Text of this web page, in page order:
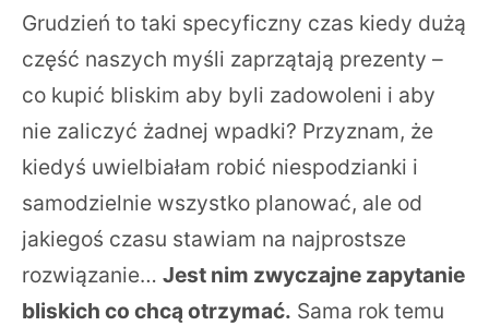
Grudzień to taki specyficzny czas kiedy dużą
część naszych myśli zaprzątają prezenty –
co kupić bliskim aby byli zadowoleni i aby
nie zaliczyć żadnej wpadki? Przyznam, że
kiedyś uwielbiałam robić niespodzianki i
samodzielnie wszystko planować, ale od
jakiegoś czasu stawiam na najprostsze
rozwiązanie… Jest nim zwyczajne zapytanie
bliskich co chcą otrzymać. Sama rok temu